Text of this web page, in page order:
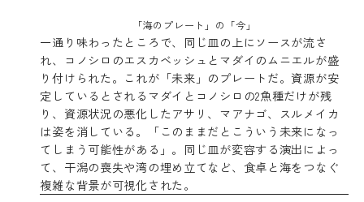
「海のプレート」の「今」
一通り味わったところで、同じ皿の上にソースが流さ
れ、コノシロのエスカベッシュとマダイのムニエルが盛
り付けられた。これが「未来」のプレートだ。資源が安
定しているとされるマダイとコノシロの2魚種だけが残
り、資源状況の悪化したアサリ、マアナゴ、スルメイカ
は姿を消している。「このままだとこういう未来になっ
てしまう可能性がある」。同じ皿が変容する演出によっ
て、干潟の喪失や湾の埋め立てなど、食卓と海をつなぐ
複雑な背景が可視化された。